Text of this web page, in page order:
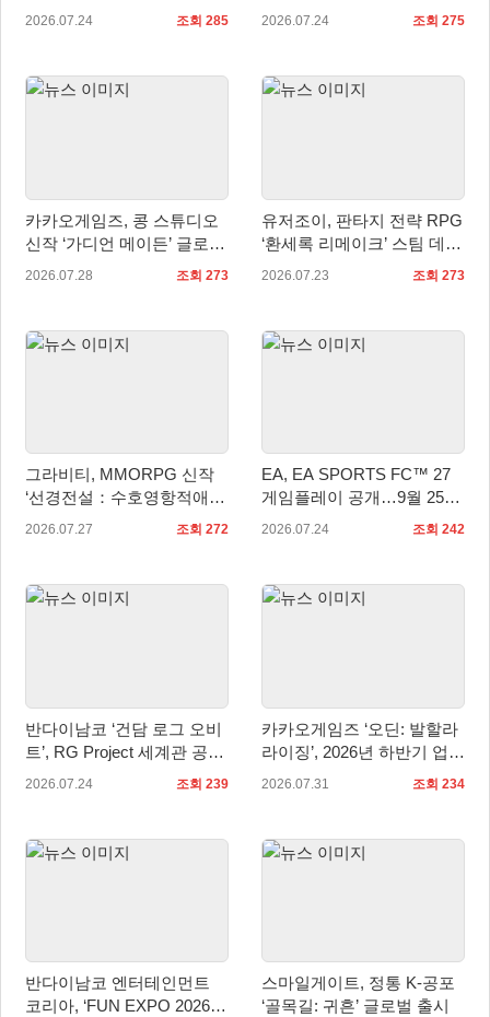
시… 사전예약자 50만 명 달
2026.07.24 조회 285
신’, 8월 7일 쇼케이스 개최
2026.07.24 조회 275
카카오게임즈, 콩 스튜디오
신작 ‘가디언 메이든’ 글로벌
퍼블리싱 계약
2026.07.28 조회 273
유저조이, 판타지 전략 RPG
‘환세록 리메이크’ 스팀 데모
무료 배포
2026.07.23 조회 273
그라비티, MMORPG 신작
‘선경전설：수호영항적애2’
중국 판호 획득!
2026.07.27 조회 272
EA, EA SPORTS FC™ 27
게임플레이 공개…9월 25일
전 세계 출시
2026.07.24 조회 242
반다이남코 ‘건담 로그 오비
트’, RG Project 세계관 공
개… 애니메이션과 연계
2026.07.24 조회 239
카카오게임즈 ‘오딘: 발할라
라이징’, 2026년 하반기 업데
이트 미리보기 공개
2026.07.31 조회 234
반다이남코 엔터테인먼트
코리아, ‘FUN EXPO 2026’
스마일게이트, 정통 K-공포
‘골목길: 귀흔’ 글로벌 출시